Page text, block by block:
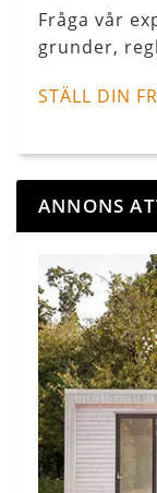
Fråga vår
grunder,
STÄLL DIN
ANNONS